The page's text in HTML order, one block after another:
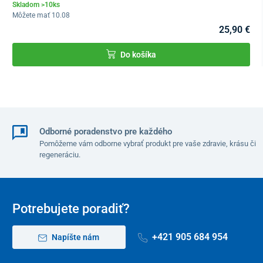
Skladom >10ks
Môžete mať 10.08
25,90 €
Do košíka
Odborné poradenstvo pre každého
Pomôžeme vám odborne vybrať produkt pre vaše zdravie, krásu či
regeneráciu.
Potrebujete poradiť?
Napíšte nám +421 905 684 954